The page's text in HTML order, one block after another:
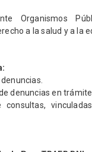
Organismos
a la salud y a la
denuncias en trámite.